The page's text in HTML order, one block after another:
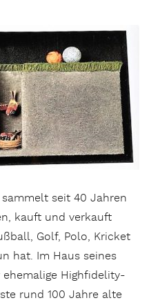
seit 40 Jahren
kauft und verkauft
Golf, Polo, Kricket
hat. Im Haus seines
Highfidelity-
rund 100 Jahre alte